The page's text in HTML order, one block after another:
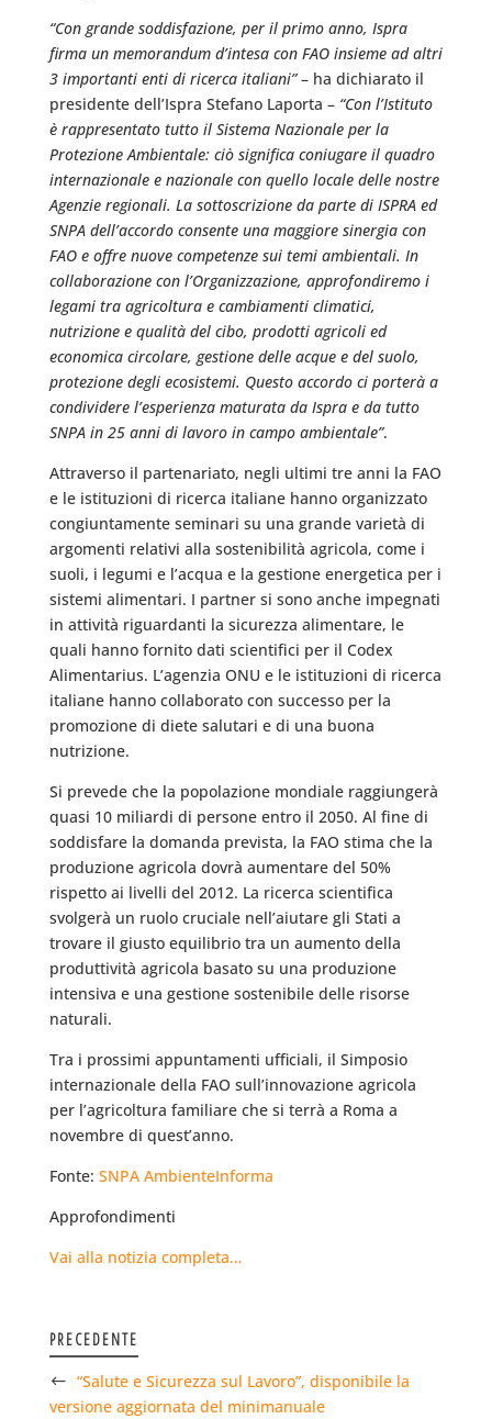
“Con grande soddisfazione, per il primo anno, Ispra
firma un memorandum d’intesa con FAO insieme ad altri
3 importanti enti di ricerca italiani”– ha dichiarato il
presidente dell’Ispra Stefano Laporta – “Con l’Istituto
è rappresentato tutto il Sistema Nazionale per la
Protezione Ambientale: ciò significa coniugare il quadro
internazionale e nazionale con quello locale delle nostre
Agenzie regionali. La sottoscrizione da parte di ISPRA ed
SNPA dell’accordo consente una maggiore sinergia con
FAO e offre nuove competenze sui temi ambientali. In
collaborazione con l’Organizzazione, approfondiremo i
legami tra agricoltura e cambiamenti climatici,
nutrizione e qualità del cibo, prodotti agricoli ed
economica circolare, gestione delle acque e del suolo,
protezione degli ecosistemi. Questo accordo ci porterà a
condividere l’esperienza maturata da Ispra e da tutto
SNPA in 25 anni di lavoro in campo ambientale”.
Attraverso il partenariato, negli ultimi tre anni la FAO
e le istituzioni di ricerca italiane hanno organizzato
congiuntamente seminari su una grande varietà di
argomenti relativi alla sostenibilità agricola, come i
suoli, i legumi e l’acqua e la gestione energetica per i
sistemi alimentari. I partner si sono anche impegnati
in attività riguardanti la sicurezza alimentare, le
quali hanno fornito dati scientifici per il Codex
Alimentarius. L’agenzia ONU e le istituzioni di ricerca
italiane hanno collaborato con successo per la
promozione di diete salutari e di una buona
nutrizione.
Si prevede che la popolazione mondiale raggiungerà
quasi 10 miliardi di persone entro il 2050. Al fine di
soddisfare la domanda prevista, la FAO stima che la
produzione agricola dovrà aumentare del 50%
rispetto ai livelli del 2012. La ricerca scientifica
svolgerà un ruolo cruciale nell’aiutare gli Stati a
trovare il giusto equilibrio tra un aumento della
produttività agricola basato su una produzione
intensiva e una gestione sostenibile delle risorse
naturali.
Tra i prossimi appuntamenti ufficiali, il Simposio
internazionale della FAO sull’innovazione agricola
per l’agricoltura familiare che si terrà a Roma a
novembre di quest’anno.
Fonte: SNPA AmbienteInforma
Approfondimenti
Vai alla notizia completa…
PRECEDENTE
“Salute e Sicurezza sul Lavoro”, disponibile la
versione aggiornata del minimanuale